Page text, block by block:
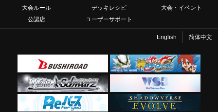
大会ルール
デッキレシピ
大会・イベント
公認店
ユーザーサポート
English 简体中文